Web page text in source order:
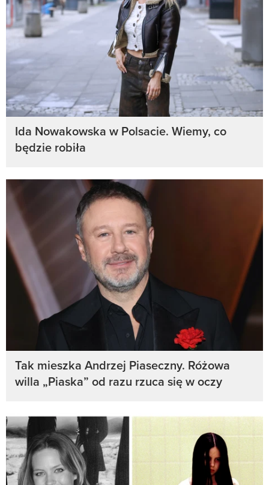
Ida Nowakowska w Polsacie. Wiemy, co
będzie robiła
Tak mieszka Andrzej Piaseczny. Różowa
willa „Piaska” od razu rzuca się w oczy